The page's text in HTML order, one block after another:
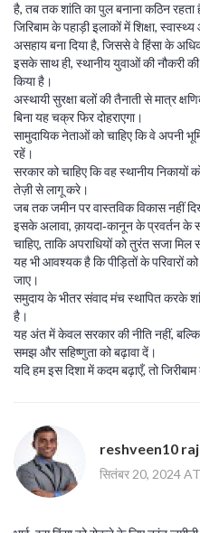
है, तब तक शांति का पुल बनाना कठिन रहता
जिरिबाम के पहाड़ी इलाकों में शिक्षा,
असहाय बना दिया है, जिससे वे हिंसा के
इसके साथ ही, स्थानीय युवाओं की नौकरी
किया है।
अस्थायी सुरक्षा बलों की तैनाती से मात्र
बिना यह चक्र फिर दोहराएगा।
सामुदायिक नेताओं को चाहिए कि वे अपनी
रहें।
सरकार को चाहिए कि वह स्थानीय
तेज़ी से लागू करे।
जब तक जमीन पर वास्तविक विकास नहीं
इसके अलावा, क़ायदा‑कानून के प्रवर्तन के
चाहिए, ताकि अपराधियों को तुरंत सजा
यह भी आवश्यक है कि पीड़ितों के परिवारों
जाए।
समुदाय के भीतर संवाद मंच स्थापित करके
है।
यह अंत में केवल सरकार की नीति नहीं,
समझ और सहिष्णुता को बढ़ावा दें।
यदि हम इस दिशा में कदम बढ़ाएँ, तो
reshveen10 raj
सितंबर 20, 2024